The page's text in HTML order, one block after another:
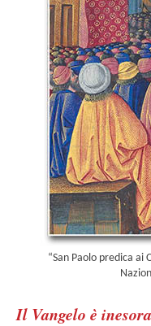
“San Paolo predica ai
Il Vangelo è